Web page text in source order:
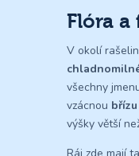
Flóra a
V okolí
všechny
vzácnou
výšky větší